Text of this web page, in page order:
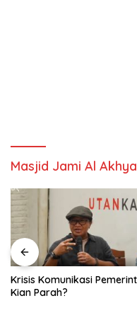
Masjid Jami Al
Krisis Komunikasi
Kian Parah?